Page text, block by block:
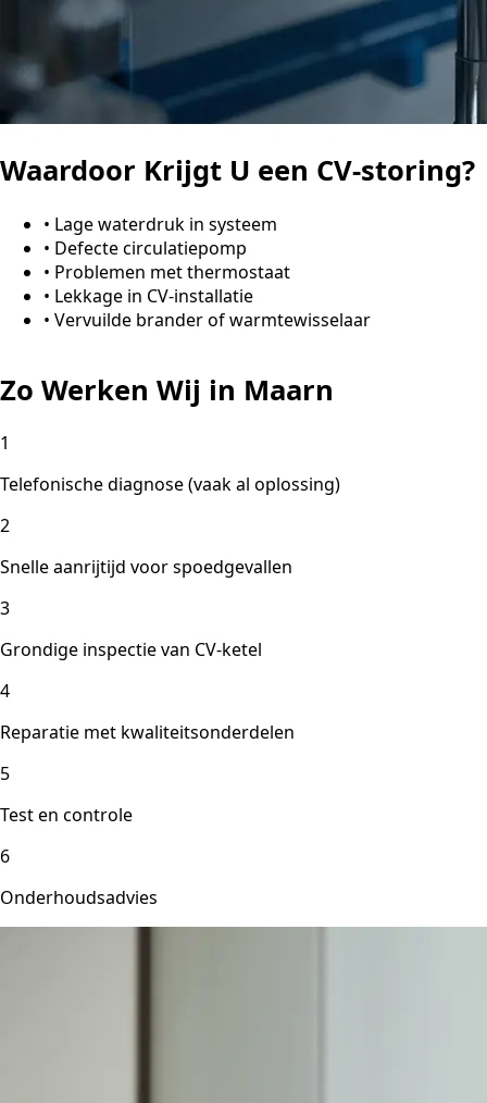
Waardoor Krijgt U een CV-storing?
• Lage waterdruk in systeem
• Defecte circulatiepomp
• Problemen met thermostaat
• Lekkage in CV-installatie
• Vervuilde brander of warmtewisselaar
Zo Werken Wij in Maarn
1
Telefonische diagnose (vaak al oplossing)
2
Snelle aanrijtijd voor spoedgevallen
3
Grondige inspectie van CV-ketel
4
Reparatie met kwaliteitsonderdelen
5
Test en controle
6
Onderhoudsadvies